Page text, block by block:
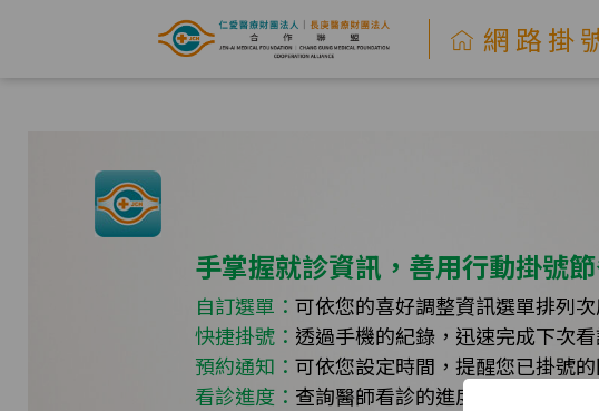
網
號
系
網路掛
手掌握就診資訊，善用行動掛號節
自訂選單： 可依您的喜好調整資訊選單排列
快捷掛號： 透過手機的紀錄，迅速完成下次
預約通知： 可依您設定時間，提醒您已掛號
看診進度： 查詢醫師看診的進度，隨時掌握您